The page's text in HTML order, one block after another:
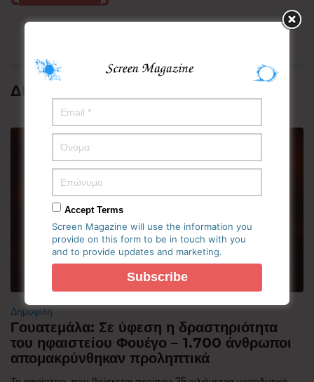
ΔΗΜΟΦΙΛΗ
Δημοφιλή
Γουατεμάλα: Σε ύφεση η δραστηριότητα
του ηφαιστείου Φουέγο – 1.700 άνθρωποι
απομακρύνθηκαν προληπτικά
Accept Terms
Screen Magazine will use the information you
provide on this form to be in touch with you
and to provide updates and marketing.